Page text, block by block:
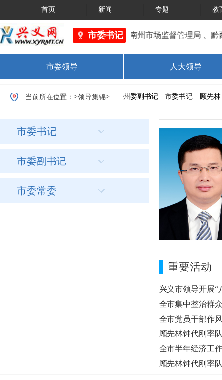
首页 新闻 专题 教
市委书记黔西南州市场监督管理局 、黔
市委领导 人大领导
当前所在位置： >领导集锦> 州委副书记 市委书记 顾先林
市委书记
市委副书记
市委常委
重要活动
兴义市领导开展“
全市集中整治群
全市党员干部作
顾先林钟代刚率
全市半年经济工
顾先林钟代刚率